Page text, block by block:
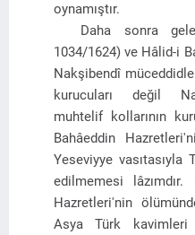
oynamıştır.
Daha sonra
1034/1624) ve Hâlid-i
Nakşibendî
kurucuları değil
muhtelif kollarının
Bahâeddin
Yeseviyye
edilmemesi
Hazretleri'nin
Asya Türk kavimleri